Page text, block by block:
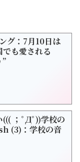
グ：7月10日は
も愛される
((( ；ﾟДﾟ))学校の
(3)：学校の音